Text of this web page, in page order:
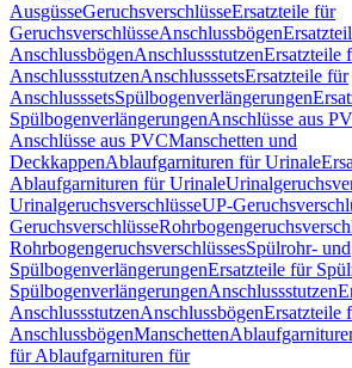
AusgüsseGeruchsverschlüsseErsatzteile für
GeruchsverschlüsseAnschlussbögen
AnschlussbögenAnschlussstutzenErsatzteile
AnschlussstutzenAnschlusssetsErsatzteile für
AnschlusssetsSpülbogenverlängerungen
SpülbogenverlängerungenAnschlüsse aus
Anschlüsse aus PVCManschetten und
DeckkappenAblaufgarnituren für Urinale
Ablaufgarnituren für Urinale
UrinalgeruchsverschlüsseUP-
Geruchsverschlüsse
RohrbogengeruchsverschlüssesSpülrohr- und
SpülbogenverlängerungenErsatzteile für
SpülbogenverlängerungenAnschlussstutzen
AnschlussstutzenAnschlussbögenErsatzteile
AnschlussbögenManschetten
für Ablaufgarnituren für